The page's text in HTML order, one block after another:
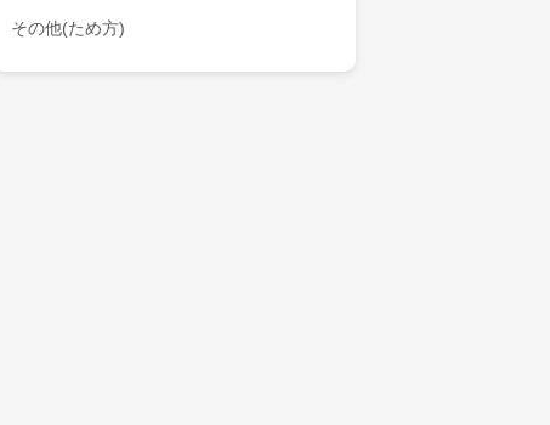
その他(ため方)